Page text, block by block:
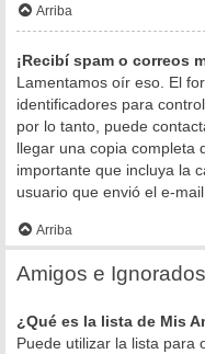
Arriba
¡Recibí spam o correos
Lamentamos oír eso. El
identificadores para
por lo tanto, puede
llegar una copia completa
importante que incluya la
usuario que envió el e-
Arriba
Amigos e Ignorados
¿Qué es la lista de Mis
Puede utilizar la lista para